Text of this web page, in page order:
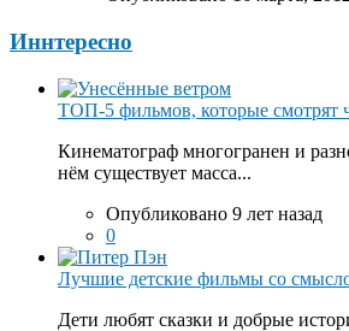
Иннтересно
ТОП-5 фильмов, которые смотрят
Кинематограф многогранен и
нём существует масса...
Опубликовано 9 лет назад
0
Лучшие детские фильмы со
Дети любят сказки и добрые